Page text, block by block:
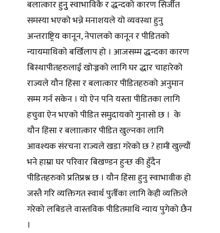
बलात्कार हुनुु स्वाभाविकै र द्धन्दको कारण सिर्जीत
समस्या भएको भन्ने मनाशयले यो व्यवस्था हुनु
अन्तराष्ट्रिय कानून, नेपालको कानून र पीडितको
न्यायमाथिको बर्खिलाप हो । आजसम्म द्धन्दका कारण
बिस्थापीतहरुलाई खोज्नको लागि घर द्धार चाहारेको
राज्यले यौन हिंसा र बलात्कार पीडितहरुको अनुमान
सम्म गर्न सकेन । यो ऐन पनि यस्ता पीडितका लागि
हचुवा ऐन भएको पीडित समुदायको गुनासो छ । के
यौन हिंसा र बलाात्कार पीडित खुल्नका लागि
आवश्यक संरचना राज्यले खडा गरेको छ ? हामी खुल्यौं
भने हाम्रा घर परिवार बिखण्डन हुन्छ की हुँदैन
पीडितहरुको प्रतिप्रश्न छ । यौन हिंसा हुनु स्वाभावीक हो
जस्तै गरि व्यक्तिगत स्वार्थ पुर्तीका लागि केही व्यक्तिले
गरेको लबिङले वास्तविक पीडितमाथि न्याय पुगेको छैन
।